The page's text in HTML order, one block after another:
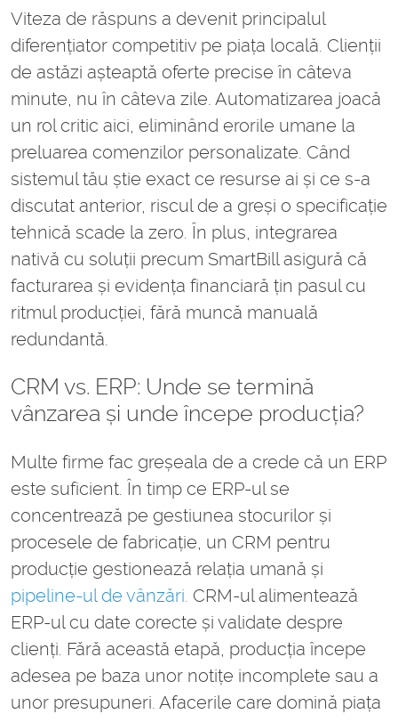
Viteza de răspuns a devenit principalul
diferențiator competitiv pe piața locală. Clienții
de astăzi așteaptă oferte precise în câteva
minute, nu în câteva zile. Automatizarea joacă
un rol critic aici, eliminând erorile umane la
preluarea comenzilor personalizate. Când
sistemul tău știe exact ce resurse ai și ce s-a
discutat anterior, riscul de a greși o specificație
tehnică scade la zero. În plus, integrarea
nativă cu soluții precum SmartBill asigură că
facturarea și evidența financiară țin pasul cu
ritmul producției, fără muncă manuală
redundantă.
CRM vs. ERP: Unde se termină
vânzarea și unde începe producția?
Multe firme fac greșeala de a crede că un ERP
este suficient. În timp ce ERP-ul se
concentrează pe gestiunea stocurilor și
procesele de fabricație, un CRM pentru
producție gestionează relația umană și
pipeline-ul de vânzări. CRM-ul alimentează
ERP-ul cu date corecte și validate despre
clienți. Fără această etapă, producția începe
adesea pe baza unor notițe incomplete sau a
unor presupuneri. Afacerile care domină piața